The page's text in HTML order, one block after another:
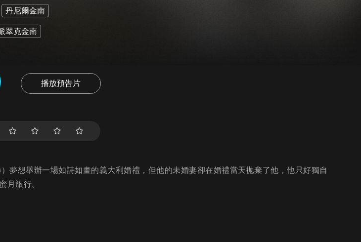
丹尼爾金南
翠克金南
播放預告片
夢想舉辦一場如詩如畫的義大利婚禮，但他的未婚妻卻在婚禮當天拋棄了他，他只好獨自
月旅行。